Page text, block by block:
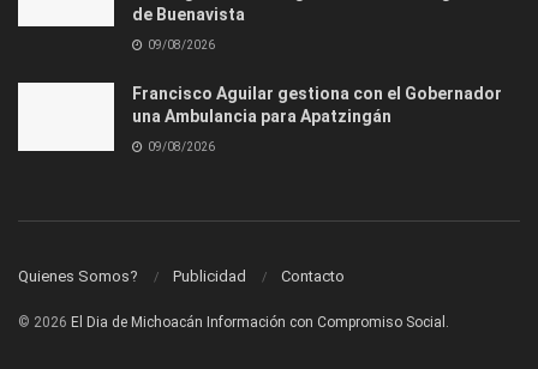
de Buenavista
09/08/2026
Francisco Aguilar gestiona con el Gobernador
una Ambulancia para Apatzingán
09/08/2026
Quienes Somos? Publicidad Contacto
© 2026 El Dia de Michoacán Información con Compromiso Social.